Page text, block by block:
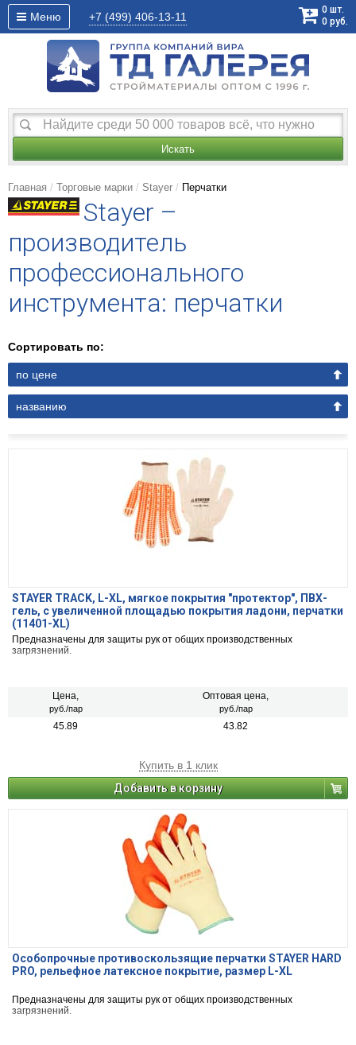
Меню +7 (499) 406-13-11
0 шт.
0 руб.
Искать
Главная Торговые марки Stayer Перчатки
Stayer –
производитель
профессионального
инструмента: перчатки
Сортировать по:
по цене
названию
STAYER TRACK, L-XL, мягкое покрытия ″протектор″, ПВХ-
гель, с увеличенной площадью покрытия ладони, перчатки
(11401-XL)
Предназначены для защиты рук от общих производственных
загрязнений.
Цена,
руб./пар
Оптовая цена,
руб./пар
45.89 43.82
Купить в 1 клик
Добавить в корзину
Особопрочные противоскользящие перчатки STAYER HARD
PRO, рельефное латексное покрытие, размер L-XL
Предназначены для защиты рук от общих производственных
загрязнений.